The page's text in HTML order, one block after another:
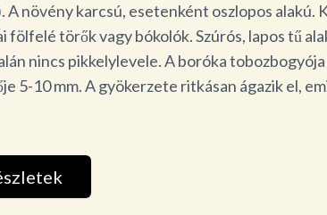
A növény karcsú, esetenként oszlopos alakú.
fölfelé törők vagy bókolók. Szúrós, lapos tű
nincs pikkelylevele. A boróka
5-10 mm. A gyökerzete ritkásan ágazik el,